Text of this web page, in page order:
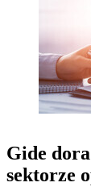
Gide
sektorze